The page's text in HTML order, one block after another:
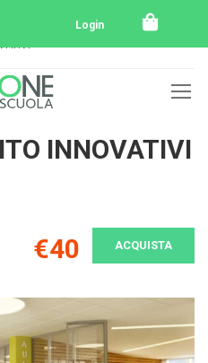
Login
INNOVATIVI
€40 ACQUISTA